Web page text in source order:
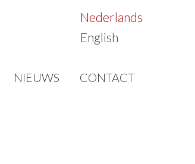
NIEUWS CONTACT
Nederlands
English